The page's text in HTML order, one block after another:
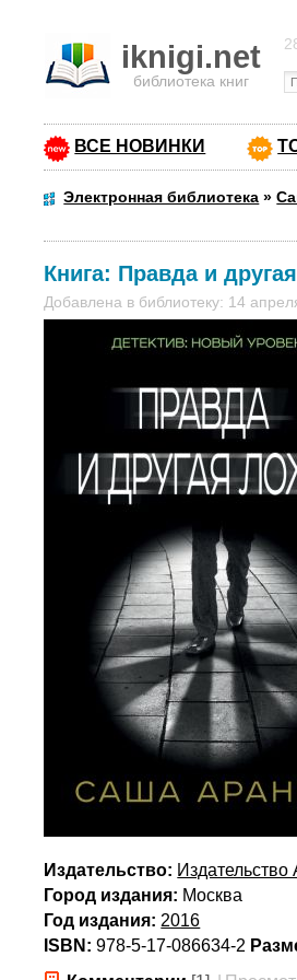
iknigi.net
библиотека книг
ВСЕ НОВИНКИ
Электронная библиотека »
Книга: Правда и
Добавлена в библиотеку: 14
Издательство:
Город издания: Москва
Год издания: 2016
ISBN: 978-5-17-086634-2